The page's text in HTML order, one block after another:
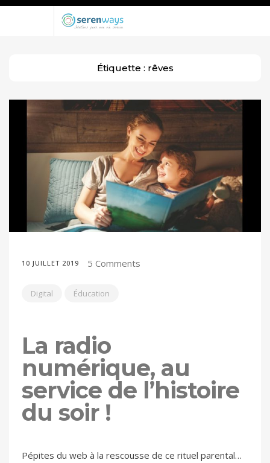
Étiquette : rêves
10 JUILLET 2019 5 Comments
Digital Éducation
La radio
numérique, au
service de l’histoire
du soir !
Pépites du web à la rescousse de ce rituel parental…